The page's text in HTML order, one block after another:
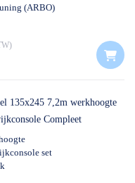
(ARBO)
135x245 7,2m werkhoogte
Compleet
set